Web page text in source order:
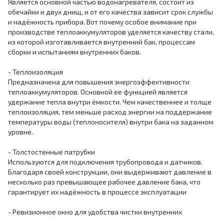
Является основной частью водонагревателя, состоит из
обечайки и двух днищ, и от его качества зависит срок службы
и надёжность прибора. Вот почему особое внимание при
производстве теплоаккумуляторов уделяется качеству стали,
из которой изготавливается внутренний бак, процессам
сборки и испытаниям внутренних баков.
- Теплоизоляция
Предназначена для повышения энергоэффективности
теплоаккумуляторов. Основной ее функцией является
удержание тепла внутри ёмкости. Чем качественнее и толще
теплоизоляция, тем меньше расход энергии на поддержание
температуры воды (теплоносителя) внутри бака на заданном
уровне.
- Толстостенные патрубки
Используются для подключения трубопровода и датчиков.
Благодаря своей конструкции, они выдерживают давление в
несколько раз превышающее рабочее давление бака, что
гарантирует их надёжность в процессе эксплуатации
- Ревизионное окно для удобства чистки внутренних